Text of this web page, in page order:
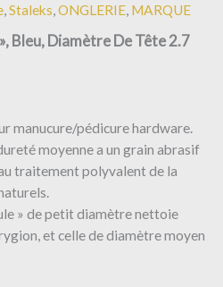
,Staleks,ONGLERIE, MARQUE
Bleu, Diamètre De Tête 2.7
manucure/pédicure hardware.
moyenne a un grain abrasif
traitement polyvalent de la
» de petit diamètre nettoie
et celle de diamètre moyen